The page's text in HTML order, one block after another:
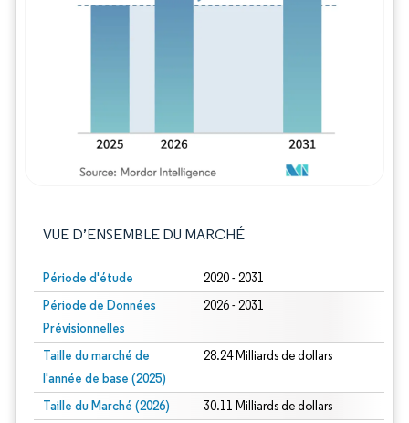
VUE D’ENSEMBLE DU MARCHÉ
Période d'étude 2020 - 2031
Période de Données
Prévisionnelles
2026 - 2031
Taille du marché de
l'année de base (2025)
28.24 Milliards de dollars
Taille du Marché (2026) 30.11 Milliards de dollars